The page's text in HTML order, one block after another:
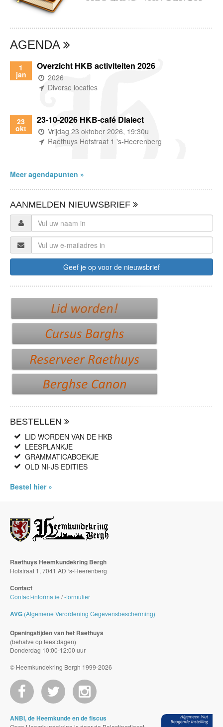
AGENDA
1
jan
Overzicht HKB activiteiten 2026
(wanneer)
2026
(waar)
Diverse locaties
23
okt
23-10-2026 HKB-café Dialect
(wanneer)
Vrijdag 23 oktober 2026, 19:30u
(waar)
Raethuys Hofstraat 1 's-Heerenberg
Meer agendapunten »
AANMELDEN NIEUWSBRIEF
BESTELLEN
LID WORDEN VAN DE HKB
LEESPLANKJE
GRAMMATICABOEKJE
OLD NI-JS EDITIES
Bestel hier »
Raethuys Heemkundekring Bergh
Hofstraat 1, 7041 AD ‘s-Heerenberg
Contact
Contact-informatie /-formulier
AVG (Algemene Verordening Gegevensbescherming)
Openingstijden van het Raethuys
(behalve op feestdagen)
Donderdag 10:00-12:00 uur
© Heemkundekring Bergh 1999-2026
ANBI, de Heemkunde en de fiscus